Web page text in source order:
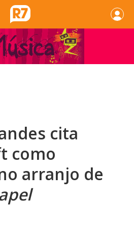
cita
como
arranjo de